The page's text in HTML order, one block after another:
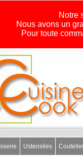
Notre
Nous avons un
Pour toute
Ustensiles